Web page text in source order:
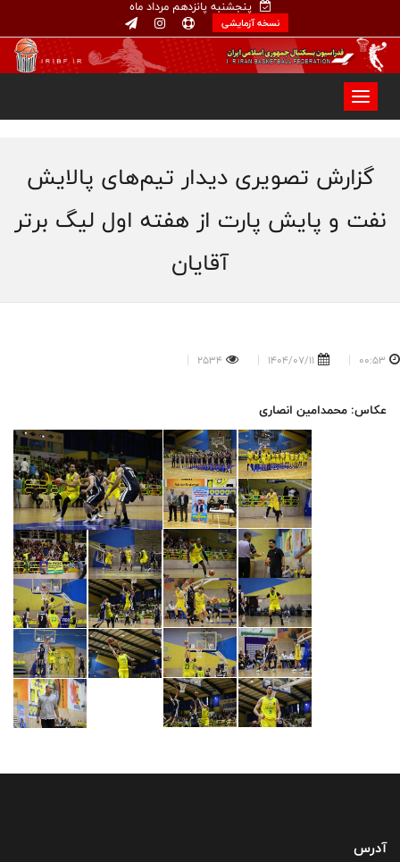
پنجشنبه پانزدهم مرداد ماه
نسخه آزمایشی
گزارش تصویری دیدار تیم‌های پالایش
نفت و پایش پارت از هفته اول لیگ برتر
آقایان
00:53
1404/07/11
2534
عکاس: محمدامین انصاری
آدرس